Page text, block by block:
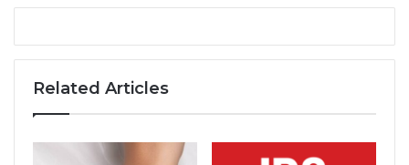
Related Articles